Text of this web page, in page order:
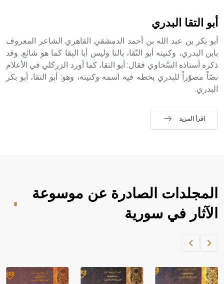
أبو التقا البدري
أبو بكر بن عبد الله بن أحمد الدمشقي القاهري الشاعر المعروف
بابن البدري، وكنيته أبو التّقا، بالتا وليس أبا البقا كما هو شائع. وقد
ذكره أستاذه السَّخاوي فقال: أبو التقا، كما أورد الزركلي في الأعلام
نصّاً مصوّراً للبدري بخطه فيه اسمه وكنيته، وهو: أبو التقا، أبو بكر
البدري.
اقرأ المزيد
المجلدات الصادرة عن موسوعة
الآثار في سورية